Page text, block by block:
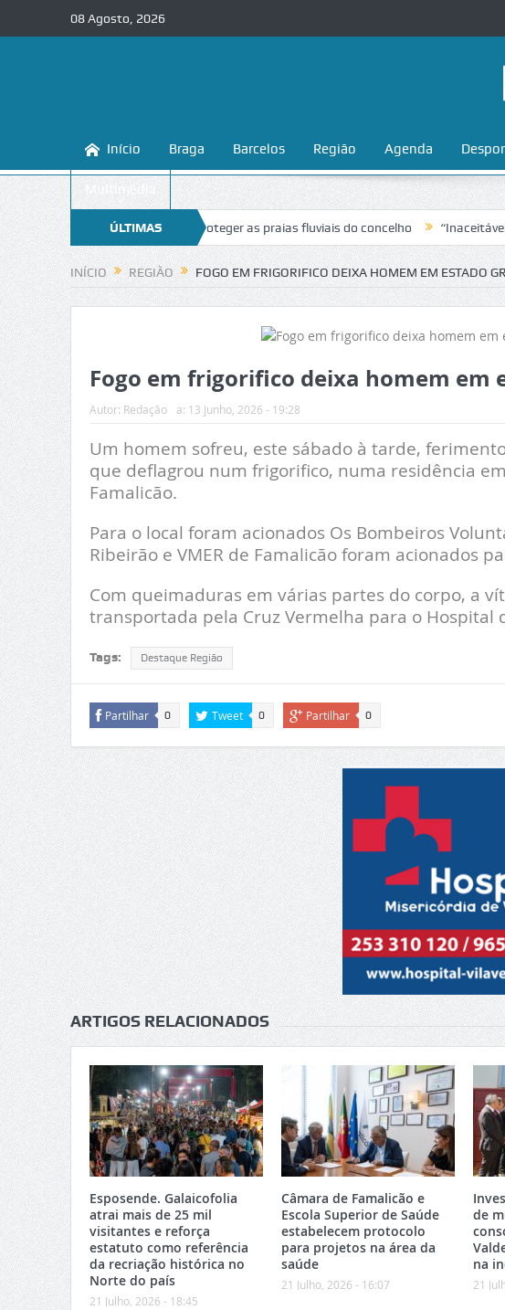
08 Agosto, 2026
Início Braga Barcelos Região Agenda
Multimédia
ÚLTIMAS
NOTÍCIAS
ensina a conhecer e proteger as praias fluviais do concelho “Inaceitável”. Liga
INÍCIO REGIÃO FOGO EM FRIGORIFICO DEIXA HOMEM EM ESTADO
Fogo em frigorifico deixa homem em
Autor: Redação a: 13 Junho, 2026 - 19:28
Um homem sofreu, este sábado à tarde,
que deflagrou num frigorifico, numa residência
Famalicão.
Para o local foram acionados Os Bombeiros
Ribeirão e VMER de Famalicão foram acionados
Com queimaduras em várias partes do corpo, a
transportada pela Cruz Vermelha para o Hospital
Tags: Destaque Região
Partilhar 0 Tweet 0 Partilhar 0
ARTIGOS RELACIONADOS
Esposende. Galaicofolia
atrai mais de 25 mil
visitantes e reforça
estatuto como referência
da recriação histórica no
Norte do país
21 Julho, 2026 - 18:45
Câmara de Famalicão e
Escola Superior de Saúde
estabelecem protocolo
para projetos na área da
saúde
21 Julho, 2026 - 16:07
de
na
21